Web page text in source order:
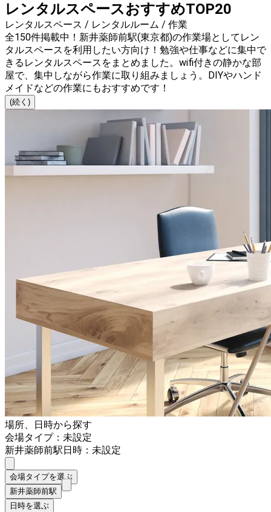
レンタルスペースおすすめTOP20
レンタルスペース / レンタルルーム / 作業
全150件掲載中！新井薬師前駅(東京都)の作業場としてレン
タルスペースを利用したい方向け！勉強や仕事などに集中で
きるレンタルスペースをまとめました。wifi付きの静かな部
屋で、集中しながら作業に取り組みましょう。DIYやハンド
メイドなどの作業にもおすすめです！
(続く)
場所、日時から探す
会場タイプ：未設定
新井薬師前駅日時：未設定
会場タイプを選ぶ
新井薬師前駅
日時を選ぶ